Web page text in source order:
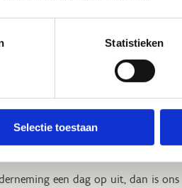
Statistieken
Selectie toestaan
teambuilding of
jouw bedrijf?
een dag op uit, dan is ons